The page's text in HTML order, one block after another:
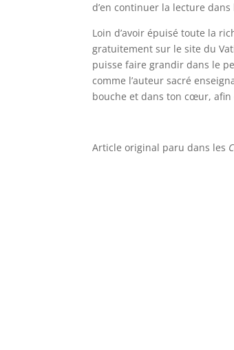
d’en continuer la lecture
Loin d’avoir épuisé toute la
gratuitement sur le site du
puisse faire grandir dans le
comme l’auteur sacré
bouche et dans ton cœur,
Article original paru dans les